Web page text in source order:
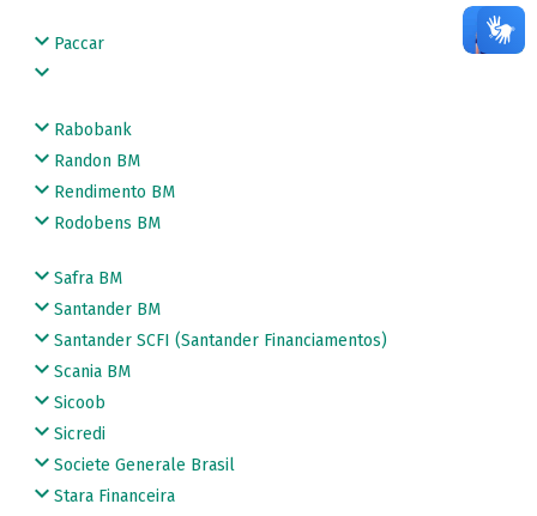
Paccar
Rabobank
Randon BM
Rendimento BM
Rodobens BM
Safra BM
Santander BM
Santander SCFI (Santander Financiamentos)
Scania BM
Sicoob
Sicredi
Societe Generale Brasil
Stara Financeira